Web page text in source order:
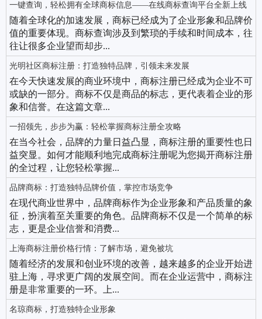
一键查询，轻松拥有全球商标信息——在线商标查询平台全新上线
随着全球化的加速发展，商标已经成为了企业形象和品牌价
值的重要体现。商标查询涉及到繁琐的手续和时间成本，往
往让很多企业望而却步...
光明社区商标注册：打造独特品牌，引领未来发展
在今天快速发展的商业环境中，商标注册已经成为企业不可
或缺的一部分。商标不仅是商品的标志，更代表着企业的形
象和信誉。在这篇文章...
一招领先，步步为赢：轻松掌握商标注册全攻略
在当今社会，品牌的力量日益凸显，商标注册的重要性也日
益突显。如何才能顺利地完成商标注册呢为您揭开商标注册
的全过程，让您轻松掌握...
品牌商标：打造独特品牌价值，掌控市场竞争
在现代商业世界中，品牌商标作为企业形象和产品质量的象
征，扮演着至关重要的角色。品牌商标不仅是一个简单的标
志，更是企业信誉和消费...
上海商标注册价格行情：了解市场，避免被坑
随着经济的发展和创业环境的改善，越来越多的企业开始进
驻上海，寻求更广阔的发展空间。而在企业运营中，商标注
册是非常重要的一环。上...
名琼商标，打造独特企业形象